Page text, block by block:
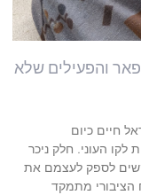
פאר והפעילים שלא
חיים כיום
כ-42,000 מהם מתחת לקו העוני. חלק ניכר
לספק לעצמם את
הציבורי מתמקד